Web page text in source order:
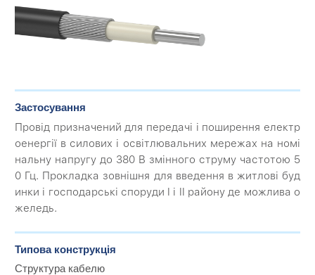
Застосування
Провід призначений для передачі і поширення електр
оенергії в силових і освітлювальних мережах на номі
нальну напругу до 380 В змінного струму частотою 5
0 Гц. Прокладка зовнішня для введення в житлові буд
инки і господарські споруди I і II району де можлива о
желедь.
Типова конструкція
Структура кабелю